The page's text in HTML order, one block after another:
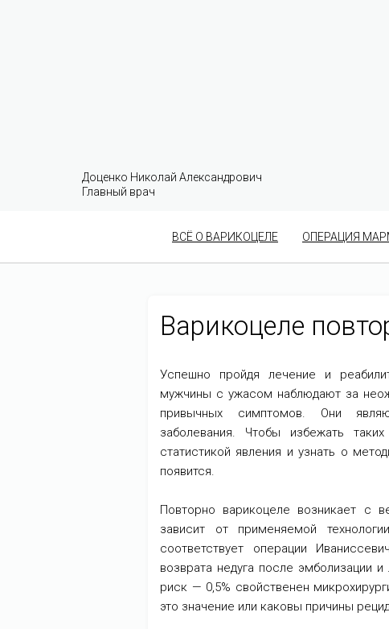
Доценко Николай Александрович
Главный врач
ВСЁ О ВАРИКОЦЕЛЕ ОПЕРАЦИЯ
Варикоцеле
Успешно пройдя лечение и
мужчины с ужасом наблюдают за
привычных симптомов. Они
заболевания. Чтобы избежать
статистикой явления и узнать о
появится.
Повторно варикоцеле возникает с
зависит от применяемой
соответствует операции
возврата недуга после эмболизации
риск — 0,5% свойственен
это значение или каковы причины